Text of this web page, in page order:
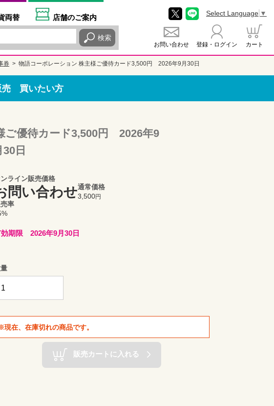
両替 店舗のご案内
検索
お問い合わせ 登録・ログイン カート
Select Language ▼
券 物語コーポレーション 株主様ご優待カード3,500円 2026年9月30日
売 買いたい方
ご優待カード3,500円 2026年9
30日
ライン販売価格
問い合わせ通常価格
3,500円
率
期限 2026年9月30日
現在、在庫切れの商品です。
販売カートに入れる